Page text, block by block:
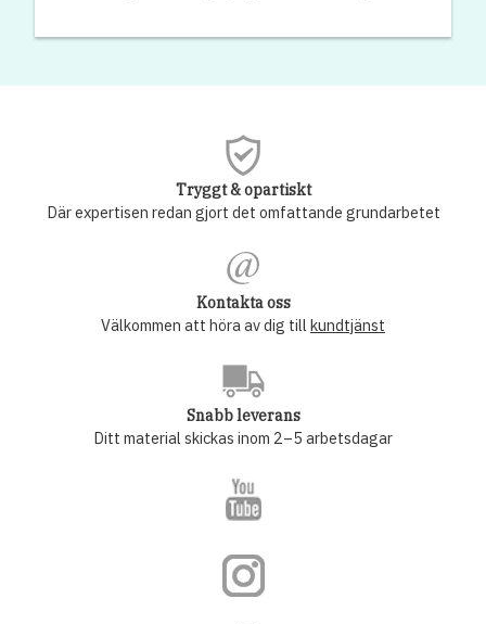
Tryggt & opartiskt
Där expertisen redan gjort det omfattande grundarbetet
Kontakta oss
Välkommen att höra av dig tillkundtjänst
Snabb leverans
Ditt material skickas inom 2–5 arbetsdagar